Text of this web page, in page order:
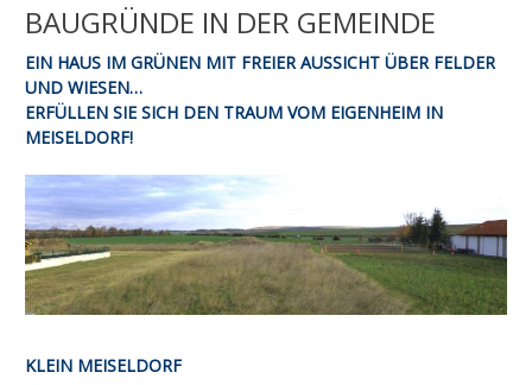
BAUGRÜNDE IN DER GEMEINDE
EIN HAUS IM GRÜNEN MIT FREIER AUSSICHT ÜBER FELDER
UND WIESEN…
ERFÜLLEN SIE SICH DEN TRAUM VOM EIGENHEIM IN
MEISELDORF!
KLEIN MEISELDORF